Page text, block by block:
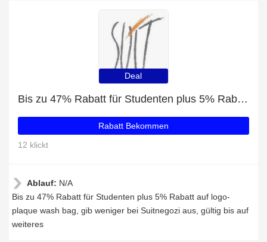
Deal
Bis zu 47% Rabatt für Studenten plus 5% Rabatt auf logo-plaque wash bag
Rabatt Bekommen
12 klickt
Ablauf: N/A
Bis zu 47% Rabatt für Studenten plus 5% Rabatt auf logo-
plaque wash bag, gib weniger bei Suitnegozi aus, gültig bis auf
weiteres